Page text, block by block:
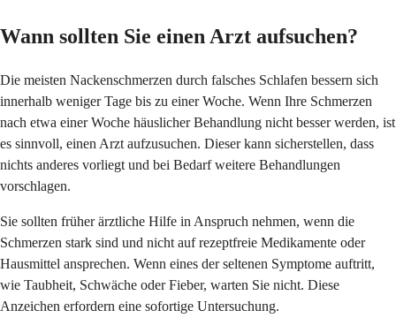
Wann sollten Sie einen Arzt aufsuchen?
Die meisten Nackenschmerzen durch falsches Schlafen bessern sich
innerhalb weniger Tage bis zu einer Woche. Wenn Ihre Schmerzen
nach etwa einer Woche häuslicher Behandlung nicht besser werden, ist
es sinnvoll, einen Arzt aufzusuchen. Dieser kann sicherstellen, dass
nichts anderes vorliegt und bei Bedarf weitere Behandlungen
vorschlagen.
Sie sollten früher ärztliche Hilfe in Anspruch nehmen, wenn die
Schmerzen stark sind und nicht auf rezeptfreie Medikamente oder
Hausmittel ansprechen. Wenn eines der seltenen Symptome auftritt,
wie Taubheit, Schwäche oder Fieber, warten Sie nicht. Diese
Anzeichen erfordern eine sofortige Untersuchung.